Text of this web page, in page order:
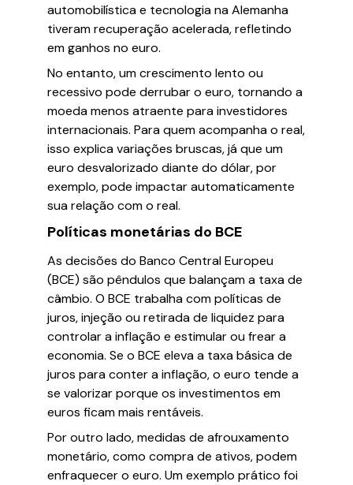
automobilística e tecnologia na Alemanha
tiveram recuperação acelerada, refletindo
em ganhos no euro.
No entanto, um crescimento lento ou
recessivo pode derrubar o euro, tornando a
moeda menos atraente para investidores
internacionais. Para quem acompanha o real,
isso explica variações bruscas, já que um
euro desvalorizado diante do dólar, por
exemplo, pode impactar automaticamente
sua relação com o real.
Políticas monetárias do BCE
As decisões do Banco Central Europeu
(BCE) são pêndulos que balançam a taxa de
câmbio. O BCE trabalha com políticas de
juros, injeção ou retirada de liquidez para
controlar a inflação e estimular ou frear a
economia. Se o BCE eleva a taxa básica de
juros para conter a inflação, o euro tende a
se valorizar porque os investimentos em
euros ficam mais rentáveis.
Por outro lado, medidas de afrouxamento
monetário, como compra de ativos, podem
enfraquecer o euro. Um exemplo prático foi